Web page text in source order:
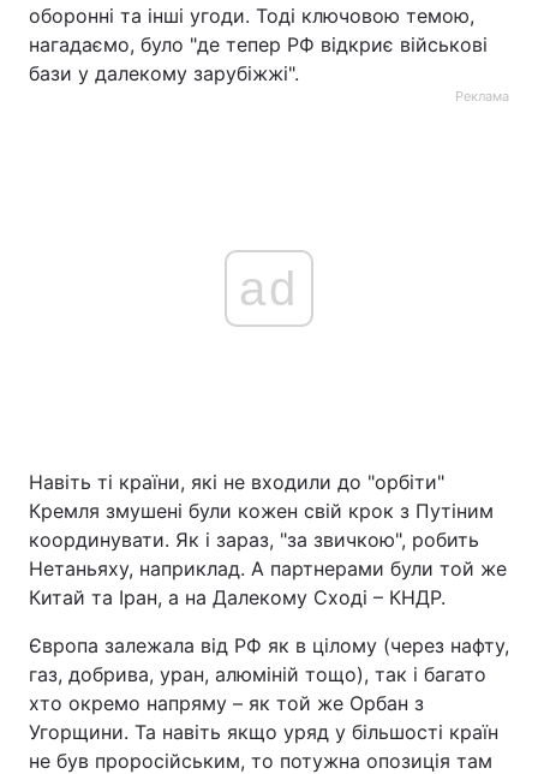
оборонні та інші угоди. Тоді ключовою темою,
нагадаємо, було "де тепер РФ відкриє військові
бази у далекому зарубіжжі".
Реклама
ad
Навіть ті країни, які не входили до "орбіти"
Кремля змушені були кожен свій крок з Путіним
координувати. Як і зараз, "за звичкою", робить
Нетаньяху, наприклад. А партнерами були той же
Китай та Іран, а на Далекому Сході – КНДР.
Європа залежала від РФ як в цілому (через нафту,
газ, добрива, уран, алюміній тощо), так і багато
хто окремо напряму – як той же Орбан з
Угорщини. Та навіть якщо уряд у більшості країн
не був проросійським, то потужна опозиція там